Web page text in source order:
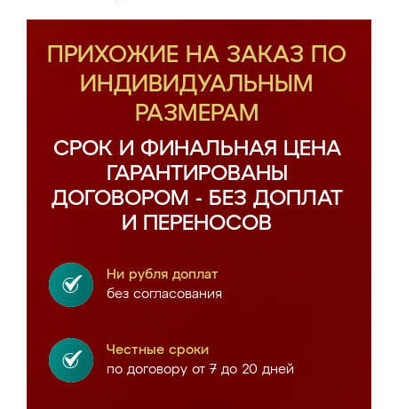
ПРИХОЖИЕ НА ЗАКАЗ ПО
ИНДИВИДУАЛЬНЫМ
РАЗМЕРАМ
СРОК И ФИНАЛЬНАЯ ЦЕНА
ГАРАНТИРОВАНЫ
ДОГОВОРОМ - БЕЗ ДОПЛАТ
И ПЕРЕНОСОВ
Ни рубля доплат
без согласования
Честные сроки
по договору от 7 до 20 дней